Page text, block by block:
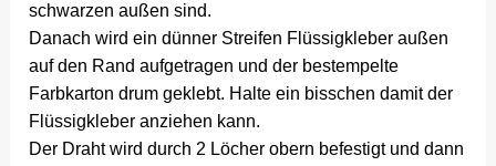
schwarzen außen sind.
Danach wird ein dünner Streifen Flüssigkleber außen
auf den Rand aufgetragen und der bestempelte
Farbkarton drum geklebt. Halte ein bisschen damit der
Flüssigkleber anziehen kann.
Der Draht wird durch 2 Löcher obern befestigt und dann